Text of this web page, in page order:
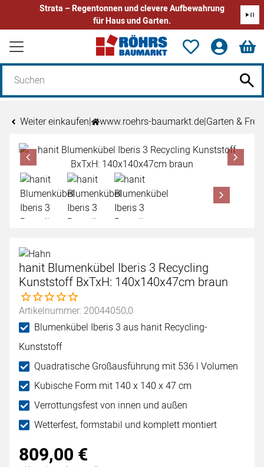
Strata – Regentonnen und clevere Aufbewahrung
für Haus und Garten.
Zum Hauptinhalt springen
Weiter einkaufen| www.roehrs-baumarkt.de|Garten &
Produktgalerie
Zur Kaufbox springen
hanit Blumenkübel Iberis 3 Recycling
Kunststoff BxTxH: 140x140x47cm braun
Noch keine Bewertungen abgegeben
Artikelnummer: 20044050;0
Blumenkübel Iberis 3 aus hanit Recycling-
Kunststoff
Quadratische Großausführung mit 536 l Volumen
Kubische Form mit 140 x 140 x 47 cm
Verrottungsfest von innen und außen
Wetterfest, formstabil und komplett montiert
809,00 €